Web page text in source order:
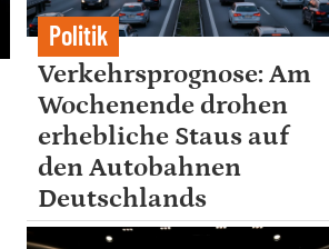
Politik
Verkehrsprognose: Am
Wochenende drohen
erhebliche Staus auf
den Autobahnen
Deutschlands